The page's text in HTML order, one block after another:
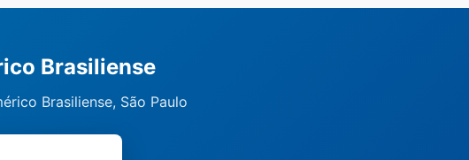
Brasiliense
Brasiliense, São Paulo